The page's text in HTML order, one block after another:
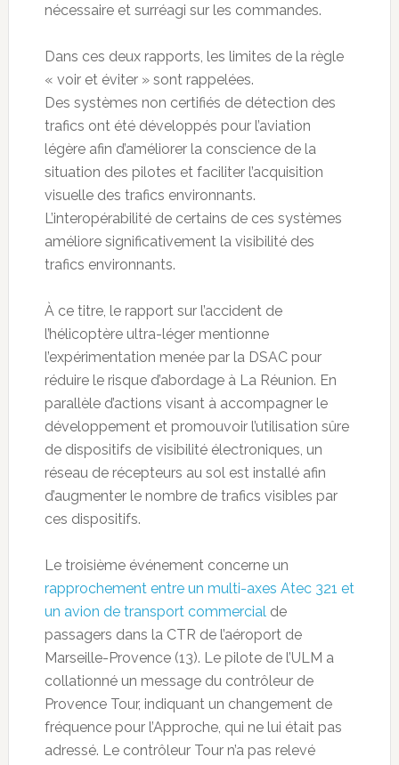
nécessaire et surréagi sur les commandes.
Dans ces deux rapports, les limites de la règle
« voir et éviter » sont rappelées.
Des systèmes non certifiés de détection des
trafics ont été développés pour l’aviation
légère afin d’améliorer la conscience de la
situation des pilotes et faciliter l’acquisition
visuelle des trafics environnants.
L’interopérabilité de certains de ces systèmes
améliore significativement la visibilité des
trafics environnants.
À ce titre, le rapport sur l’accident de
l’hélicoptère ultra-léger mentionne
l’expérimentation menée par la DSAC pour
réduire le risque d’abordage à La Réunion. En
parallèle d’actions visant à accompagner le
développement et promouvoir l’utilisation sûre
de dispositifs de visibilité électroniques, un
réseau de récepteurs au sol est installé afin
d’augmenter le nombre de trafics visibles par
ces dispositifs.
Le troisième événement concerne un
rapprochement entre un multi-axes Atec 321 et
un avion de transport commercial de
passagers dans la CTR de l’aéroport de
Marseille-Provence (13). Le pilote de l’ULM a
collationné un message du contrôleur de
Provence Tour, indiquant un changement de
fréquence pour l’Approche, qui ne lui était pas
adressé. Le contrôleur Tour n’a pas relevé